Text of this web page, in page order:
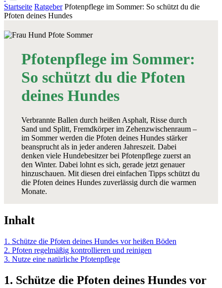
Startseite Ratgeber Pfotenpflege im Sommer: So schützt du die
Pfoten deines Hundes
Pfotenpflege im Sommer:
So schützt du die Pfoten
deines Hundes
Verbrannte Ballen durch heißen Asphalt, Risse durch
Sand und Splitt, Fremdkörper im Zehenzwischenraum –
im Sommer werden die Pfoten deines Hundes stärker
beansprucht als in jeder anderen Jahreszeit. Dabei
denken viele Hundebesitzer bei Pfotenpflege zuerst an
den Winter. Dabei lohnt es sich, gerade jetzt genauer
hinzuschauen. Mit diesen drei einfachen Tipps schützt du
die Pfoten deines Hundes zuverlässig durch die warmen
Monate.
Inhalt
1. Schütze die Pfoten deines Hundes vor heißen Böden
2. Pfoten regelmäßig kontrollieren und reinigen
3. Nutze eine natürliche Pfotenpflege
1. Schütze die Pfoten deines Hundes vor